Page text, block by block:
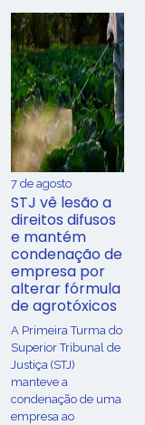
7 de agosto
STJ vê lesão a
direitos difusos
e mantém
condenação de
empresa por
alterar fórmula
de agrotóxicos
​A Primeira Turma do
Superior Tribunal de
Justiça (STJ)
manteve a
condenação de uma
empresa ao